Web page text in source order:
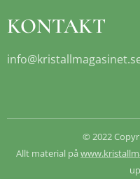
KONTAKT
© 2022
Allt material på